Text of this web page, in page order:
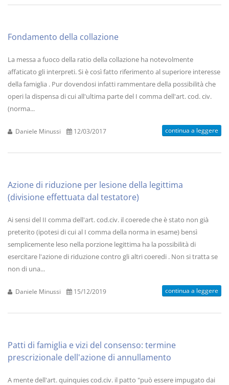
Fondamento della collazione
La messa a fuoco della ratio della collazione ha notevolmente
affaticato gli interpreti. Si è così fatto riferimento al superiore interesse
della famiglia . Pur dovendosi infatti rammentare della possibilità che
operi la dispensa di cui all'ultima parte del I comma dell'art. cod. civ.
(norma...
Daniele Minussi 12/03/2017 continua a leggere
Azione di riduzione per lesione della legittima
(divisione effettuata dal testatore)
Ai sensi del II comma dell'art. cod.civ. il coerede che è stato non già
preterito (ipotesi di cui al I comma della norma in esame) bensì
semplicemente leso nella porzione legittima ha la possibilità di
esercitare l'azione di riduzione contro gli altri coeredi . Non si tratta se
non di una...
Daniele Minussi 15/12/2019 continua a leggere
Patti di famiglia e vizi del consenso: termine
prescrizionale dell'azione di annullamento
A mente dell'art. quinquies cod.civ. il patto "può essere impugato dai